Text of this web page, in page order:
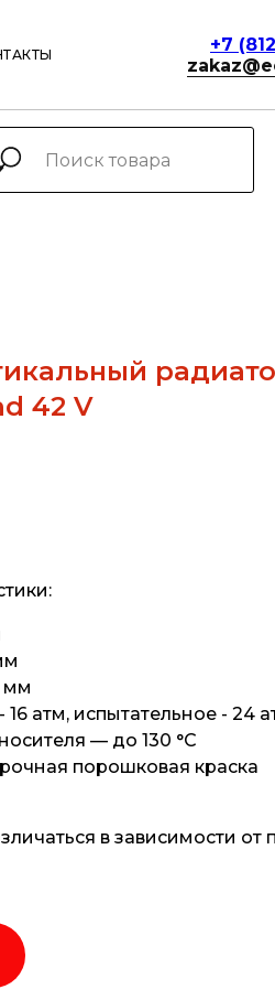
+7
42 V
мм
атм, испытательное - 24
— до 130 °С
порошковая краска
в зависимости от